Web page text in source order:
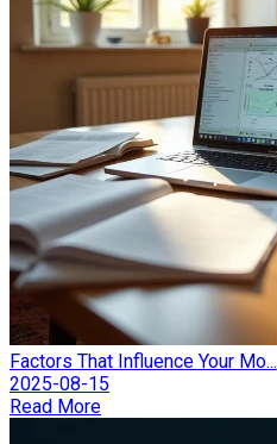
Factors That Influence Your Mo...
2025-08-15
Read More